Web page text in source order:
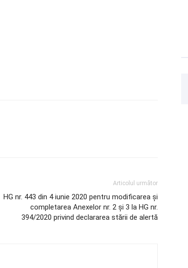
Articolul următor
HG nr. 443 din 4 iunie 2020 pentru modificarea şi
completarea Anexelor nr. 2 și 3 la HG nr.
394/2020 privind declararea stării de alertă